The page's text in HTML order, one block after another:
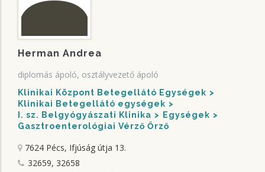
Herman Andrea
diplomás ápoló, osztályvezető ápoló
Klinikai Központ Betegellátó Egységek
Klinikai Betegellátó egységek
I. sz. Belgyógyászati Klinika
Egységek
Gasztroenterológiai Vérző Őrző
7624 Pécs, Ifjúság útja 13.
32659, 32658